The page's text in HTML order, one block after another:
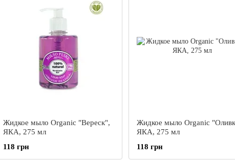
Жидкое мыло Organic "Вереск",
ЯКА, 275 мл
118 грн
Жидкое мыло Organic
ЯКА, 275 мл
118 грн